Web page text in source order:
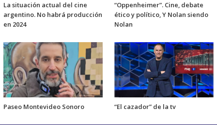
La situación actual del cine
argentino. No habrá producción
en 2024
“Oppenheimer”. Cine, debate
ético y político, Y Nolan siendo
Nolan
Paseo Montevideo Sonoro “El cazador” de la tv